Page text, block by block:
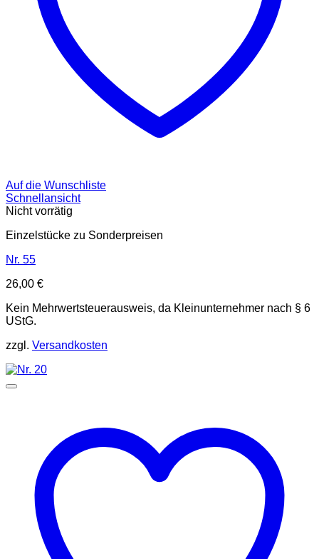
Auf die Wunschliste
Schnellansicht
Nicht vorrätig
Einzelstücke zu Sonderpreisen
Nr. 55
26,00 €
Kein Mehrwertsteuerausweis, da Kleinunternehmer nach § 6
UStG.
zzgl. Versandkosten